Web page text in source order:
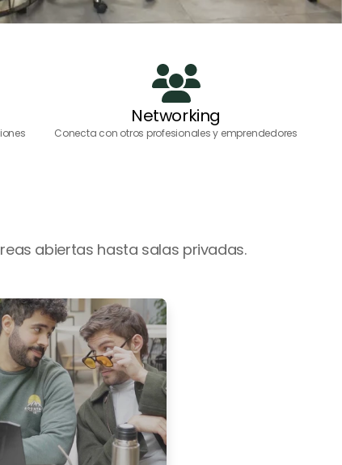
Networking
Conecta con otros profesionales y emprendedores
abiertas hasta salas privadas.